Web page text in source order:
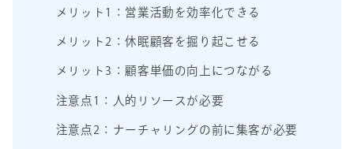
メリット1：営業活動を効率化できる
メリット2：休眠顧客を掘り起こせる
メリット3：顧客単価の向上につながる
注意点1：人的リソースが必要
注意点2：ナーチャリングの前に集客が必要